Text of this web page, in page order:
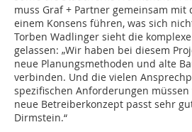
muss Graf + Partner gemeinsam mit
einem Konsens führen, was sich
Torben Wadlinger sieht die
gelassen: „Wir haben bei diesem
neue Planungsmethoden und alte
verbinden. Und die vielen
spezifischen Anforderungen
neue Betreiberkonzept passt sehr
Dirmstein.“